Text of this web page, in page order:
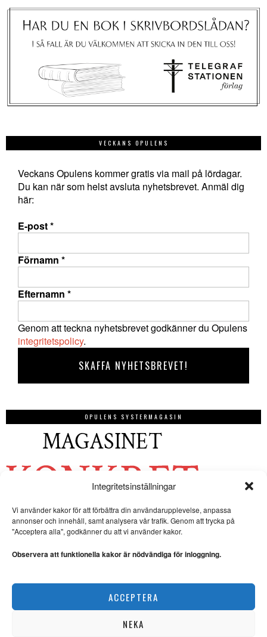
Integritetsinställningar
Vi använder kakor för att förbättra din användarupplevelse, anpassa
annonser och innehåll, samt analysera vår trafik. Genom att trycka på
"Acceptera alla", godkänner du att vi använder kakor.
Observera att funktionella kakor är nödvändiga för inloggning.
ACCEPTERA
NEKA
VECKANS OPULENS
Veckans Opulens kommer gratis via mail på lördagar.
Du kan när som helst avsluta nyhetsbrevet. Anmäl dig
här:
E-post*
Förnamn *
Efternamn *
Genom att teckna nyhetsbrevet godkänner du Opulens
integritetspolicy.
OPULENS SYSTERMAGASIN